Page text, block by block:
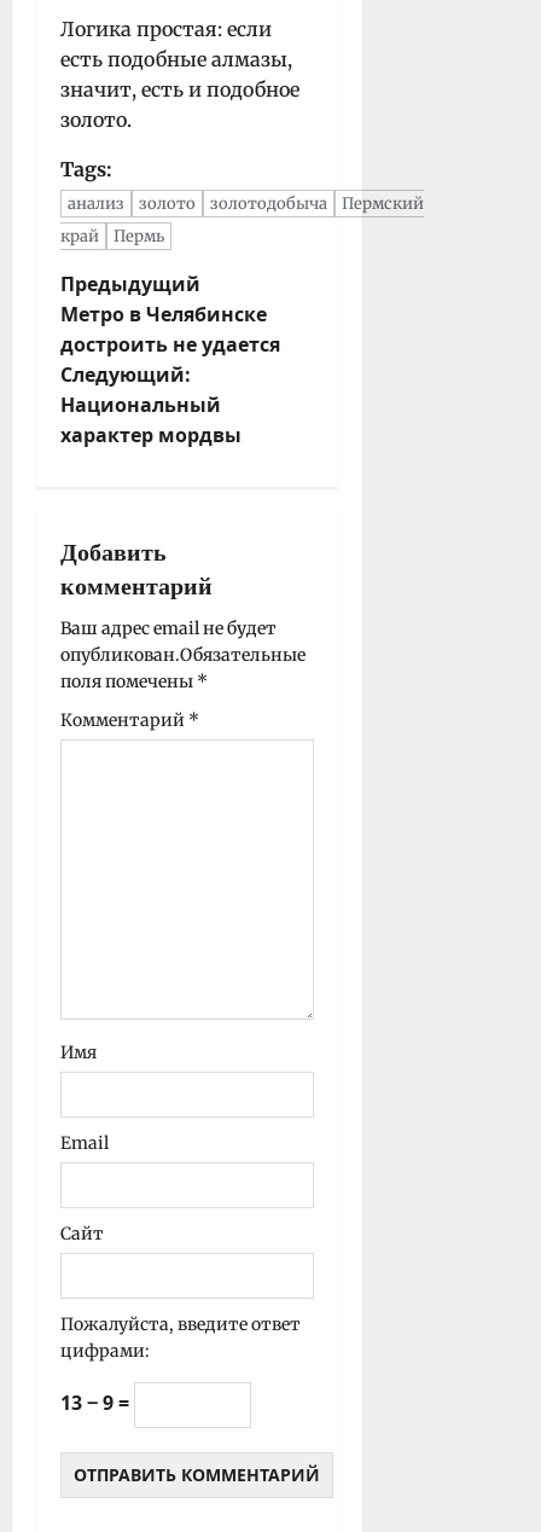
Логика простая: если
есть подобные алмазы,
значит, есть и подобное
золото.
Tags:
анализ золото золотодобыча
Пермский
край
Пермь
Н
а
в
и
г
а
з
а
п
и
с
и
Предыдущий
Метро в Челябинске
достроить не удается
Следующий:
Национальный
характер мордвы
Добавить
комментарий
Ваш адрес email не будет
опубликован.Обязательные
поля помечены *
Комментарий *
Имя
Email
Сайт
Пожалуйста, введите ответ
цифрами:
13 − 9 =